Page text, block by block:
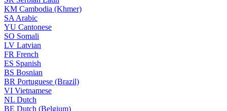
KM Cambodia (Khmer)
SA Arabic
YU Cantonese
SO Somali
LV Latvian
FR French
ES Spanish
BS Bosnian
BR Portuguese (Brazil)
VI Vietnamese
NL Dutch
BE Dutch (Belgium)